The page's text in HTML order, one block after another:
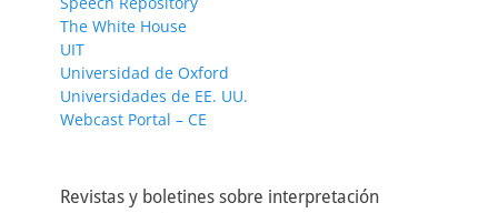
The White House
UIT
Universidad de Oxford
Universidades de EE. UU.
Webcast Portal – CE
Revistas y boletines sobre interpretación